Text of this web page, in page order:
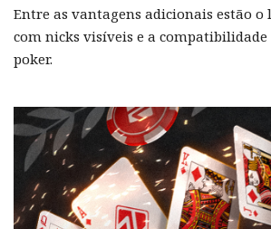
Entre as vantagens adicionais estão
com nicks visíveis e a compatibilidade
poker.